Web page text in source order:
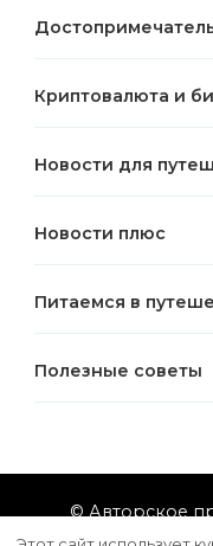
Криптовалюта и
Новости для
Новости плюс
Питаемся в
Полезные советы
© Авторское
защищены.Vilva |